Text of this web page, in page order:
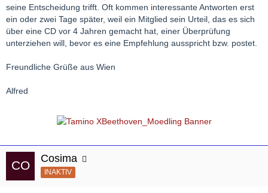
seine Entscheidung trifft. Oft kommen interessante Antworten erst
ein oder zwei Tage später, weil ein Mitglied sein Urteil, das es sich
über eine CD vor 4 Jahren gemacht hat, einer Überprüfung
unterziehen will, bevor es eine Empfehlung ausspricht bzw. postet.
Freundliche Grüße aus Wien
Alfred
Cosima
INAKTIV